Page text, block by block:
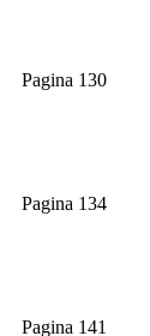
Pagina 130
Pagina 134
Pagina 141